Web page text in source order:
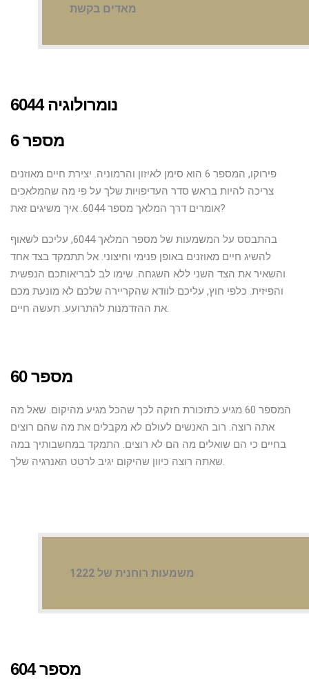
מאדים בקשת
6044 נומרולוגיה
מספר 6
פירוקו, המספר 6 הוא סימן לאיזון והרמוניה. יצירת חיים מאוזנים
צריכה להיות בראש סדר העדיפויות שלך על פי מה שהמלאכים
אומרים דרך המלאך מספר 6044. איך משיגים זאת?
בהתבסס על המשמעות של מספר המלאך 6044, עליכם לשאוף
להשיג חיים מאוזנים באופן פנימי וחיצוני. אל תתמקד בצד אחד
והשאיר את הצד השני ללא השגחה. שימו לב לבריאותכם הנפשית
והפיזית. כלפי חוץ, עליכם לוודא שהקריירה שלכם לא מונעת מכם
את ההזדמנות להתרועע. תעשה חיים.
מספר 60
המספר 60 מגיע כתזכורת חזקה לכך שהכל מגיע מהיקום. שאל מה
אתה רוצה. רוב האנשים לעולם לא מקבלים את מה שהם רוצים
בחיים כי הם שואלים מה הם לא רוצים. התמקד במחשבותיך במה
שאתה רוצה כיוון שהיקום יגיב לרטט האנרגיה שלך.
משמעות רוחנית של 1222
מספר 604